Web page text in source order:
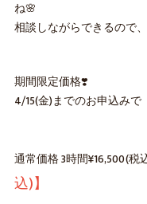
ね🌸
相談しながらできるので
期間限定価格❣️
4/15(金)までのお申込みで
通常価格 3時間¥16,500(
込)】